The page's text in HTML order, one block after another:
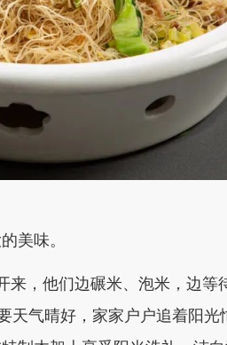
美味。
来，他们边碾米、泡米，边等
气晴好，家家户户追着阳光